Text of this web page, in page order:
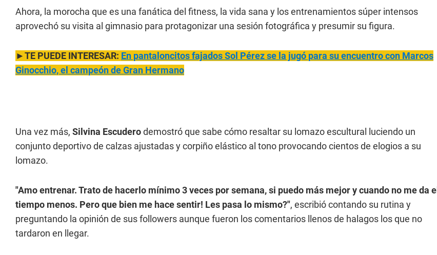
Ahora, la morocha que es una fanática del fitness, la vida sana y los entrenamientos súper intensos
aprovechó su visita al gimnasio para protagonizar una sesión fotográfica y presumir su figura.
►TE PUEDE INTERESAR: En pantaloncitos fajados Sol Pérez se la jugó para su encuentro con Marcos
Ginocchio, el campeón de Gran Hermano
Una vez más, Silvina Escuderodemostró que sabe cómo resaltar su lomazo escultural luciendo un
conjunto deportivo de calzas ajustadas y corpiño elástico al tono provocando cientos de elogios a su
lomazo.
"Amo entrenar. Trato de hacerlo mínimo 3 veces por semana, si puedo más mejor y cuando no me da el
tiempo menos. Pero que bien me hace sentir! Les pasa lo mismo?", escribió contando su rutina y
preguntando la opinión de sus followers aunque fueron los comentarios llenos de halagos los que no
tardaron en llegar.